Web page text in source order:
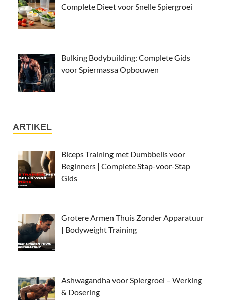
Complete Dieet voor Snelle Spiergroei
Bulking Bodybuilding: Complete Gids
voor Spiermassa Opbouwen
ARTIKEL
Biceps Training met Dumbbells voor
Beginners | Complete Stap-voor-Stap
Gids
Grotere Armen Thuis Zonder Apparatuur
| Bodyweight Training
Ashwagandha voor Spiergroei – Werking
& Dosering